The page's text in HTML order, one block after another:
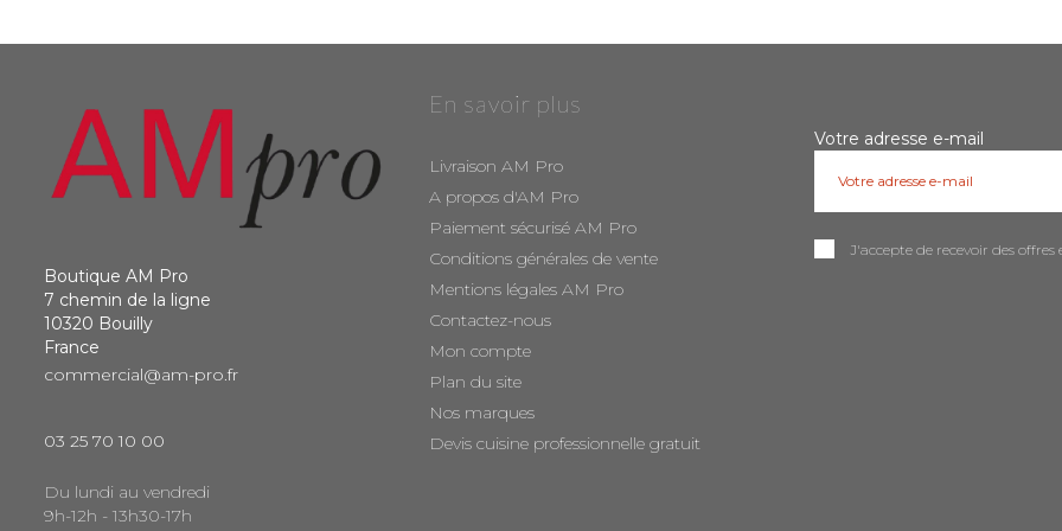
Boutique AM Pro
7 chemin de la ligne
10320 Bouilly
France
commercial@am-pro.fr
03 25 70 10 00
Du lundi au vendredi
9h-12h - 13h30-17h
En savoir plus
Livraison AM Pro
A propos d'AM Pro
Paiement sécurisé AM Pro
Conditions générales de vente
Mentions légales AM Pro
Contactez-nous
Mon compte
Plan du site
Nos marques
Devis cuisine professionnelle gratuit
Votre adresse e-mail
J'accepte de recevoir des